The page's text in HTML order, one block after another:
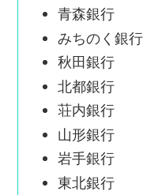
青森銀行
みちのく銀行
秋田銀行
北都銀行
荘内銀行
山形銀行
岩手銀行
東北銀行